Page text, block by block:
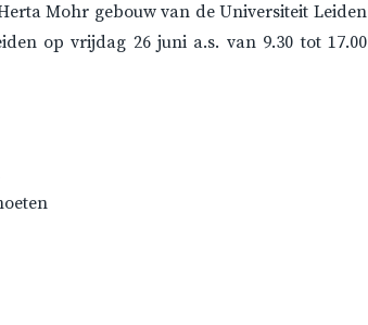
Mohr gebouw van de Universiteit Leiden
op vrijdag 26 juni a.s. van 9.30 tot 17.00